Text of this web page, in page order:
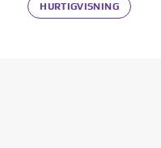
HURTIGVISNING